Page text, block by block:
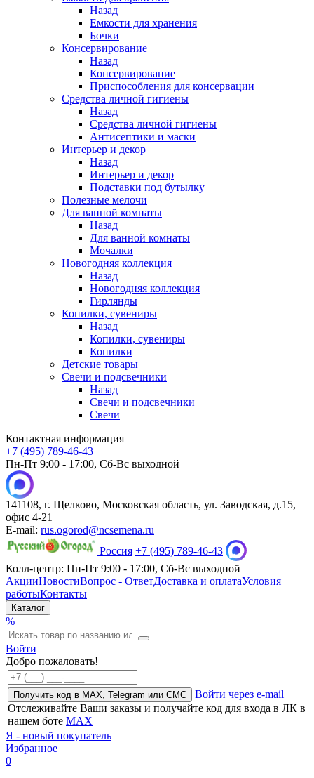
Назад
Емкости для хранения
Бочки
Консервирование
Назад
Консервирование
Приспособления для консервации
Средства личной гигиены
Назад
Средства личной гигиены
Антисептики и маски
Интерьер и декор
Назад
Интерьер и декор
Подставки под бутылку
Полезные мелочи
Для ванной комнаты
Назад
Для ванной комнаты
Мочалки
Новогодняя коллекция
Назад
Новогодняя коллекция
Гирлянды
Копилки, сувениры
Назад
Копилки, сувениры
Копилки
Детские товары
Свечи и подсвечники
Назад
Свечи и подсвечники
Свечи
Контактная информация
+7 (495) 789-46-43
Пн-Пт 9:00 - 17:00, Сб-Вс выходной
141108, г. Щелково, Московская область, ул. Заводская, д.15,
офис 4-21
E-mail: rus.ogorod@ncsemena.ru
Россия +7 (495) 789-46-43
Колл-центр: Пн-Пт 9:00 - 17:00, Сб-Вс выходной
АкцииНовостиВопрос - ОтветДоставка и оплатаУсловия
работыКонтакты
Каталог
%
Войти
Добро пожаловать!
Получить код в MAX, Telegram или СМС
Войти через e-mail
Отслеживайте Ваши заказы и получайте код для входа в ЛК в
нашем боте MAX
Я - новый покупатель
Избранное
0